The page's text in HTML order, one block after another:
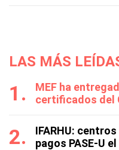
LAS MÁS
MEF ha
certificados del
IFARHU:
pagos PASE-U